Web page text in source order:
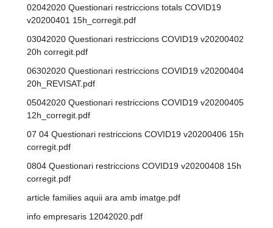
02042020 Questionari restriccions totals COVID19
v20200401 15h_corregit.pdf
03042020 Questionari restriccions COVID19 v20200402
20h corregit.pdf
06302020 Questionari restriccions COVID19 v20200404
20h_REVISAT.pdf
05042020 Questionari restriccions COVID19 v20200405
12h_corregit.pdf
07 04 Questionari restriccions COVID19 v20200406 15h
corregit.pdf
0804 Questionari restriccions COVID19 v20200408 15h
corregit.pdf
article families aquii ara amb imatge.pdf
info empresaris 12042020.pdf